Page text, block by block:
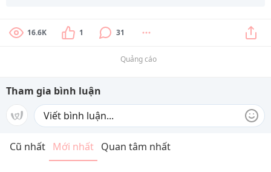
16.6K 1 31
Quảng cáo
Tham gia bình luận
Cũ nhất Mới nhất Quan tâm nhất